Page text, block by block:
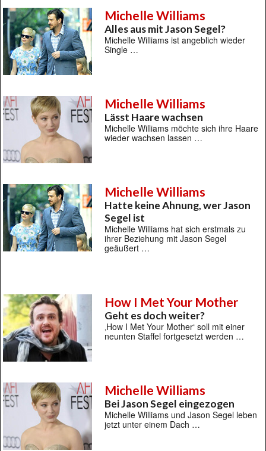
Michelle Williams
Alles aus mit Jason Segel?
Michelle Williams ist angeblich wieder
Single …
Michelle Williams
Lässt Haare wachsen
Michelle Williams möchte sich ihre Haare
wieder wachsen lassen …
Michelle Williams
Hatte keine Ahnung, wer Jason
Segel ist
Michelle Williams hat sich erstmals zu
ihrer Beziehung mit Jason Segel
geäußert …
How I Met Your Mother
Geht es doch weiter?
‚How I Met Your Mother‘ soll mit einer
neunten Staffel fortgesetzt werden …
Michelle Williams
Bei Jason Segel eingezogen
Michelle Williams und Jason Segel leben
jetzt unter einem Dach …